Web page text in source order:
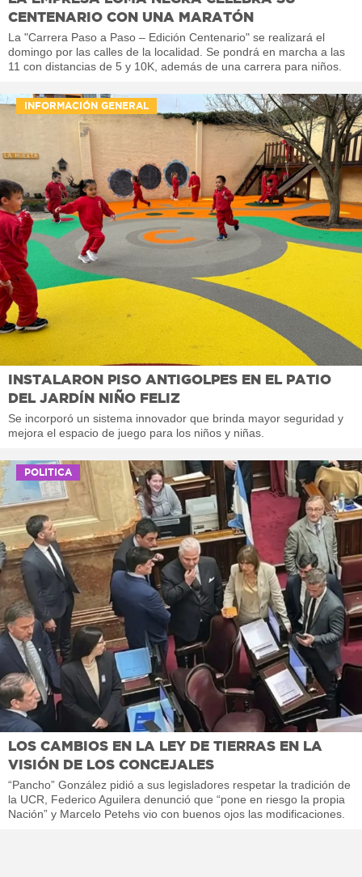
CENTENARIO CON UNA MARATÓN
La "Carrera Paso a Paso – Edición Centenario" se realizará el
domingo por las calles de la localidad. Se pondrá en marcha a las
11 con distancias de 5 y 10K, además de una carrera para niños.
INFORMACIÓN GENERAL
INSTALARON PISO ANTIGOLPES EN EL PATIO
DEL JARDÍN NIÑO FELIZ
Se incorporó un sistema innovador que brinda mayor seguridad y
mejora el espacio de juego para los niños y niñas.
POLITICA
LOS CAMBIOS EN LA LEY DE TIERRAS EN LA
VISIÓN DE LOS CONCEJALES
“Pancho” González pidió a sus legisladores respetar la tradición de
la UCR, Federico Aguilera denunció que “pone en riesgo la propia
Nación” y Marcelo Petehs vio con buenos ojos las modificaciones.